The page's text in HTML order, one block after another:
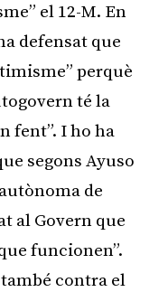
el 12-M. En
defensat que
perquè
té la
fent”. I ho ha
segons Ayuso
de
al Govern que
funcionen”.
contra el